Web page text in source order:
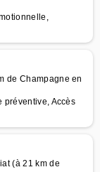
de Champagne en
préventive, Accès
(à 21 km de